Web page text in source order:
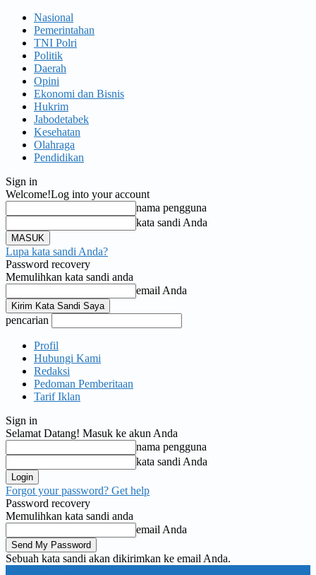
Nasional
Pemerintahan
TNI Polri
Politik
Daerah
Opini
Ekonomi dan Bisnis
Hukrim
Jabodetabek
Kesehatan
Olahraga
Pendidikan
Sign in
Welcome!Log into your account
nama pengguna
kata sandi Anda
Lupa kata sandi Anda?
Password recovery
Memulihkan kata sandi anda
email Anda
pencarian
Profil
Hubungi Kami
Redaksi
Pedoman Pemberitaan
Tarif Iklan
Sign in
Selamat Datang! Masuk ke akun Anda
nama pengguna
kata sandi Anda
Forgot your password? Get help
Password recovery
Memulihkan kata sandi anda
email Anda
Sebuah kata sandi akan dikirimkan ke email Anda.